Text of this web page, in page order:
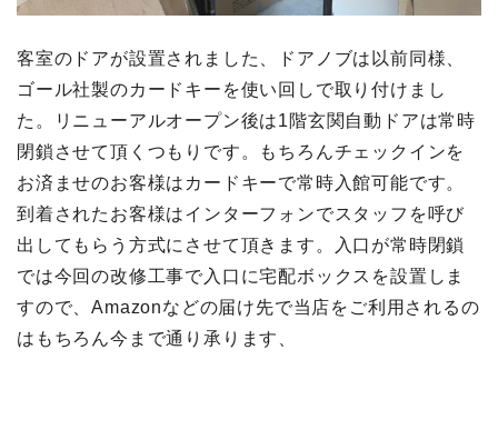
客室のドアが設置されました、ドアノブは以前同様、
ゴール社製のカードキーを使い回しで取り付けまし
た。リニューアルオープン後は1階玄関自動ドアは常時
閉鎖させて頂くつもりです。もちろんチェックインを
お済ませのお客様はカードキーで常時入館可能です。
到着されたお客様はインターフォンでスタッフを呼び
出してもらう方式にさせて頂きます。入口が常時閉鎖
では今回の改修工事で入口に宅配ボックスを設置しま
すので、Amazonなどの届け先で当店をご利用されるの
はもちろん今まで通り承ります、